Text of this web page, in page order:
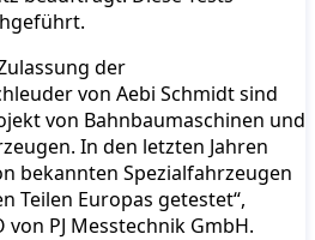
der
von Aebi Schmidt sind
von Bahnbaumaschinen und
In den letzten Jahren
bekannten Spezialfahrzeugen
Teilen Europas getestet“,
PJ Messtechnik GmbH.